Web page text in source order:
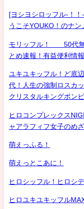
[ヨシヨシロッフル-！
うこそYOUKO！のナ
モリッフル！ 50代無
とめ速報！有益便利情
ユキユキッフル！ど底
代！人生の強制ロスカ
クリスタルキングボン
ヒロコンプレックス
ャアラフィフ女子のめ
萌えっふる！
萌えっとこあに！
ヒロシッフル！ヒロシ
ヒロユキユキッフル